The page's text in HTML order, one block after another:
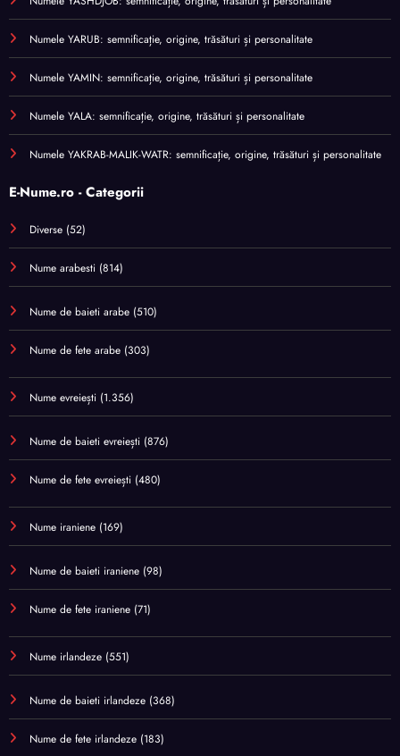
Numele YARUB: semnificație, origine, trăsături și personalitate
Numele YAMIN: semnificație, origine, trăsături și personalitate
Numele YALA: semnificație, origine, trăsături și personalitate
Numele YAKRAB-MALIK-WATR: semnificație, origine, trăsături și personalitate
E-Nume.ro - Categorii
Diverse (52)
Nume arabesti (814)
Nume de baieti arabe (510)
Nume de fete arabe (303)
Nume evreiești (1.356)
Nume de baieti evreiești (876)
Nume de fete evreiești (480)
Nume iraniene (169)
Nume de baieti iraniene (98)
Nume de fete iraniene (71)
Nume irlandeze (551)
Nume de baieti irlandeze (368)
Nume de fete irlandeze (183)